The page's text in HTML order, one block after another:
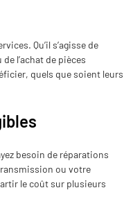
Qu’il s’agisse de
l’achat de pièces
quels que soient leurs
besoin de réparations
ou votre
le coût sur plusieurs